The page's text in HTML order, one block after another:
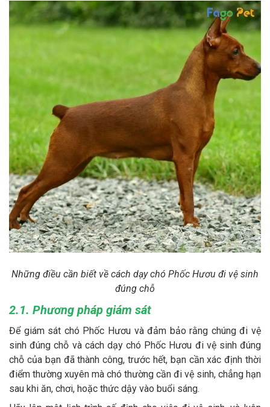
Những điều cần biết về cách dạy chó Phốc Hươu đi vệ sinh
đúng chỗ
2.1. Phương pháp giám sát
Để giám sát chó Phốc Hươu và đảm bảo rằng chúng đi vệ
sinh đúng chỗ và cách dạy chó Phốc Hươu đi vệ sinh đúng
chỗ của bạn đã thành công, trước hết, bạn cần xác định thời
điểm thường xuyên mà chó thường cần đi vệ sinh, chẳng hạn
sau khi ăn, chơi, hoặc thức dậy vào buổi sáng.